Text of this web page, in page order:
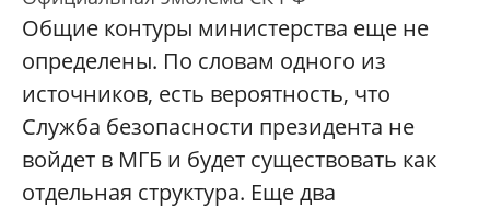
Общие контуры министерства еще не
определены. По словам одного из
источников, есть вероятность, что
Служба безопасности президента не
войдет в МГБ и будет существовать как
отдельная структура. Еще два